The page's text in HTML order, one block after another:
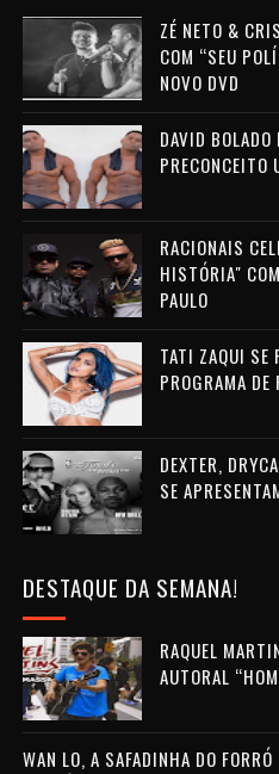
ZÉ NETO &
COM “SEU
NOVO DVD
DAVID
PRECONCEITO
RACIONAIS
HISTÓRIA"
PAULO
TATI ZAQUI SE
PROGRAMA DE
DEXTER,
SE
DESTAQUE DA SEMANA!
RAQUEL
AUTORAL
WAN LO, A SAFADINHA DO